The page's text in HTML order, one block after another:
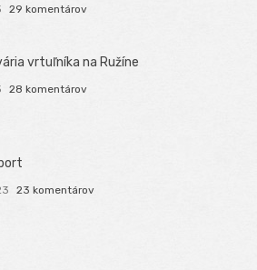
29 komentárov
vrtuľníka na Ružíne
28 komentárov
23 komentárov